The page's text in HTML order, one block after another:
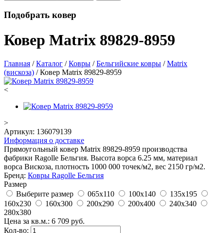
Подобрать ковер
Ковер Matrix 89829-8959
Главная / Каталог / Ковры / Бельгийские ковры / Matrix
(вискоза) / Ковер Matrix 89829-8959
<
>
Артикул: 136079139
Информация о доставке
Прямоугольный ковер Matrix 89829-8959 производства
фабрики Ragolle Бельгия. Высота ворса 6.25 мм, материал
ворса Вискоза, плотность 1000 000 точек/м2, вес 2150 гр/м2.
Бренд: Ковры Ragolle Бельгия
Размер
Выберите размер
065x110 100x140
135x195
160x230
160x300 200x290 200x400
240x340
280x380
Цена за кв.м.: 6 709 руб.
Кол-во: